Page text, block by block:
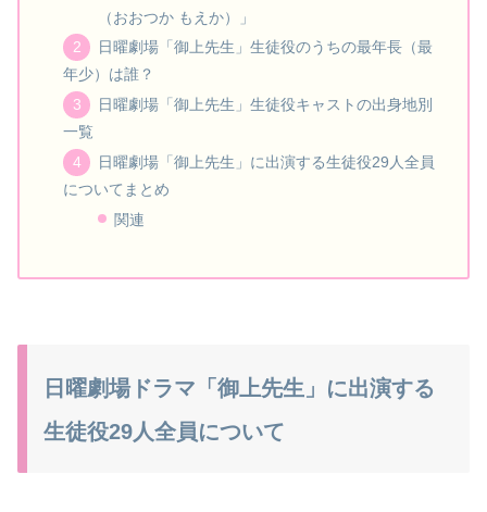
（おおつか もえか）」
日曜劇場「御上先生」生徒役のうちの最年長（最
年少）は誰？
日曜劇場「御上先生」生徒役キャストの出身地別
一覧
日曜劇場「御上先生」に出演する生徒役29人全員
についてまとめ
関連
日曜劇場ドラマ「御上先生」に出演する
生徒役29人全員について